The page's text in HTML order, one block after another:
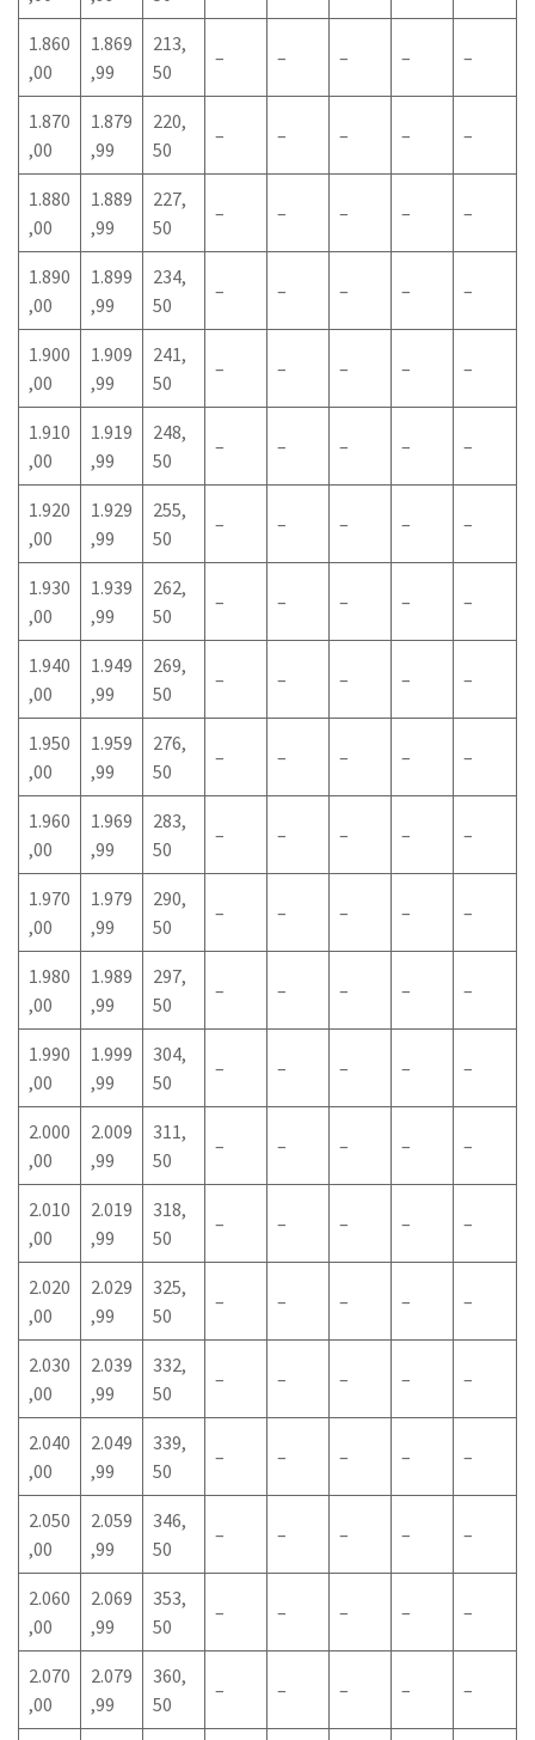
1.860
,00
1.869
,99
213,
50
– – – – –
1.870
,00
1.879
,99
220,
50
– – – – –
1.880
,00
1.889
,99
227,
50
– – – – –
1.890
,00
1.899
,99
234,
50
– – – – –
1.900
,00
1.909
,99
241,
50
– – – – –
1.910
,00
1.919
,99
248,
50
– – – – –
1.920
,00
1.929
,99
255,
50
– – – – –
1.930
,00
1.939
,99
262,
50
– – – – –
1.940
,00
1.949
,99
269,
50
– – – – –
1.950
,00
1.959
,99
276,
50
– – – – –
1.960
,00
1.969
,99
283,
50
– – – – –
1.970
,00
1.979
,99
290,
50
– – – – –
1.980
,00
1.989
,99
297,
50
– – – – –
1.990
,00
1.999
,99
304,
50
– – – – –
2.000
,00
2.009
,99
311,
50
– – – – –
2.010
,00
2.019
,99
318,
50
– – – – –
2.020
,00
2.029
,99
325,
50
– – – – –
2.030
,00
2.039
,99
332,
50
– – – – –
2.040
,00
2.049
,99
339,
50
– – – – –
2.050
,00
2.059
,99
346,
50
– – – – –
2.060
,00
2.069
,99
353,
50
– – – – –
2.070
,00
2.079
,99
360,
50
– – – – –